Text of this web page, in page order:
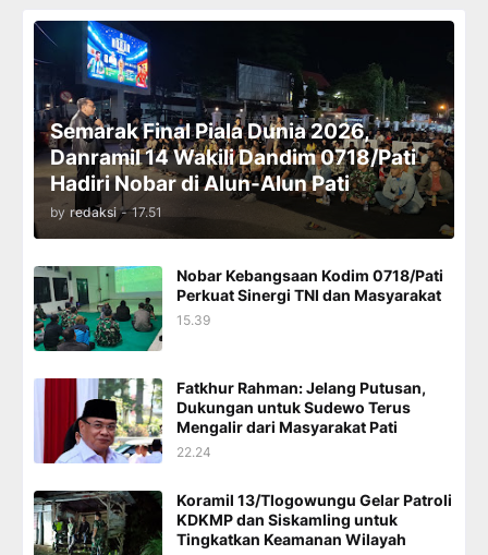
Semarak Final Piala Dunia 2026,
Danramil 14 Wakili Dandim 0718/Pati
Hadiri Nobar di Alun-Alun Pati
by redaksi - 17.51
Nobar Kebangsaan Kodim 0718/Pati
Perkuat Sinergi TNI dan Masyarakat
15.39
Fatkhur Rahman: Jelang Putusan,
Dukungan untuk Sudewo Terus
Mengalir dari Masyarakat Pati
22.24
Koramil 13/Tlogowungu Gelar Patroli
KDKMP dan Siskamling untuk
Tingkatkan Keamanan Wilayah